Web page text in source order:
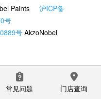
Paints沪ICP备
号
号 AkzoNobel
常见问题 门店查询